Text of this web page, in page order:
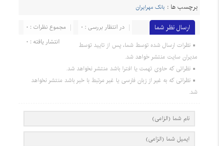
برچسب ها : بانک مهرایران
ارسال نظر شما مجموع نظرات : 0
در انتظار بررسی : 0
انتشار یافته : 0
نظرات ارسال شده توسط شما، پس از تایید توسط
مدیران سایت منتشر خواهد شد.
نظراتی که حاوی تهمت یا افترا باشد منتشر نخواهد شد.
نظراتی که به غیر از زبان فارسی یا غیر مرتبط با خبر باشد منتشر نخواهد
شد.